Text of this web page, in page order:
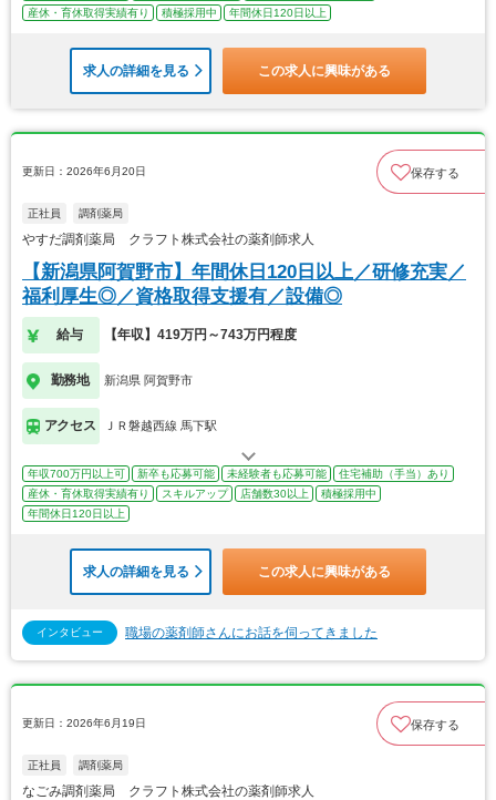
産休・育休取得実績有り
積極採用中 年間休日120日以上
求人の詳細を見る この求人に興味がある
更新日：2026年6月20日 保存する
正社員 調剤薬局
やすだ調剤薬局 クラフト株式会社の薬剤師求人
【新潟県阿賀野市】年間休日120日以上／研修充実／
福利厚生◎／資格取得支援有／設備◎
給与 【年収】419万円～743万円程度
勤務地 新潟県 阿賀野市
アクセス ＪＲ磐越西線 馬下駅
年収700万円以上可 新卒も応募可能 未経験者も応募可能
住宅補助（手当）あり
産休・育休取得実績有り
スキルアップ 店舗数30以上
積極採用中
年間休日120日以上
求人の詳細を見る この求人に興味がある
インタビュー 職場の薬剤師さんにお話を伺ってきました
更新日：2026年6月19日 保存する
正社員 調剤薬局
なごみ調剤薬局 クラフト株式会社の薬剤師求人